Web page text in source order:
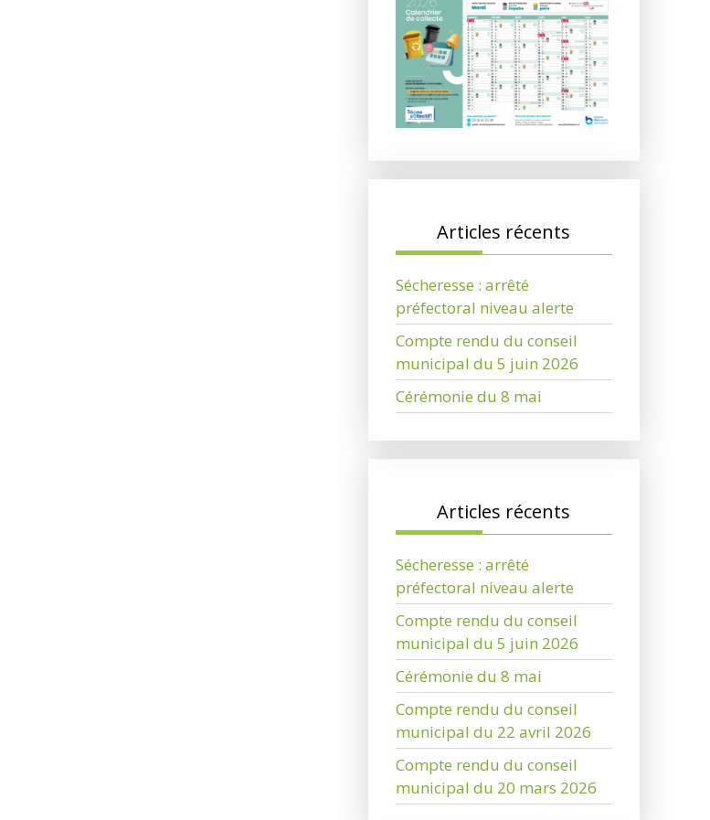
Articles récents
Sécheresse : arrêté
préfectoral niveau alerte
Compte rendu du conseil
municipal du 5 juin 2026
Cérémonie du 8 mai
Articles récents
Sécheresse : arrêté
préfectoral niveau alerte
Compte rendu du conseil
municipal du 5 juin 2026
Cérémonie du 8 mai
Compte rendu du conseil
municipal du 22 avril 2026
Compte rendu du conseil
municipal du 20 mars 2026